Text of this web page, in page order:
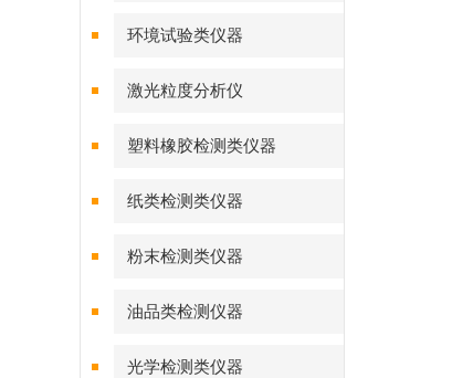
环境试验类仪器
激光粒度分析仪
塑料橡胶检测类仪器
纸类检测类仪器
粉末检测类仪器
油品类检测仪器
光学检测类仪器